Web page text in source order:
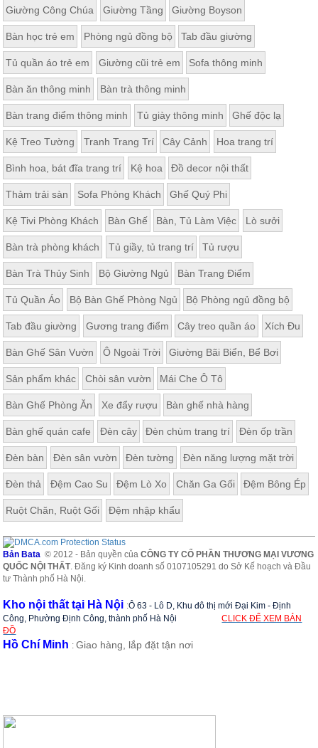
Giường Công Chúa Giường Tầng Giường Boyson
Bàn học trẻ em Phòng ngủ đồng bộ Tab đầu giường
Tủ quần áo trẻ em Giường cũi trẻ em Sofa thông minh
Bàn ăn thông minh Bàn trà thông minh
Bàn trang điểm thông minh Tủ giày thông minh Ghế độc lạ
Kệ Treo Tường Tranh Trang Trí Cây Cảnh Hoa trang trí
Bình hoa, bát đĩa trang trí Kệ hoa Đồ decor nội thất
Thảm trải sàn Sofa Phòng Khách Ghế Quý Phi
Kệ Tivi Phòng Khách Bàn Ghế Bàn, Tủ Làm Việc Lò sưởi
Bàn trà phòng khách Tủ giầy, tủ trang trí Tủ rượu
Bàn Trà Thủy Sinh Bộ Giường Ngủ Bàn Trang Điểm
Tủ Quần Áo Bộ Bàn Ghế Phòng Ngủ Bộ Phòng ngủ đồng bộ
Tab đầu giường Gương trang điểm Cây treo quần áo Xích Đu
Bàn Ghế Sân Vườn Ô Ngoài Trời Giường Bãi Biển, Bể Bơi
Sản phẩm khác Chòi sân vườn Mái Che Ô Tô
Bàn Ghế Phòng Ăn Xe đẩy rượu Bàn ghế nhà hàng
Bàn ghế quán cafe Đèn cây Đèn chùm trang trí Đèn ốp trần
Đèn bàn Đèn sân vườn Đèn tường Đèn năng lượng mặt trời
Đèn thả Đệm Cao Su Đệm Lò Xo Chăn Ga Gối Đệm Bông Ép
Ruột Chăn, Ruột Gối Đệm nhập khẩu
Bản Bata © 2012 - Bản quyền củaCÔNG TY CỔ PHẦN THƯƠNG MẠI VƯƠNG
QUỐC NỘI THẤT. Đăng ký Kinh doanh số 0107105291 do Sở Kế hoạch và Đầu
tư Thành phố Hà Nội.
Kho nội thất tại Hà Nội :Ô 63 - Lô D, Khu đô thị mới Đại Kim - Định
Công, Phường Định Công, thành phố Hà Nội
CLICK ĐỂ XEM BẢN
ĐỒ
Hồ Chí Minh :Giao hàng, lắp đặt tận nơi